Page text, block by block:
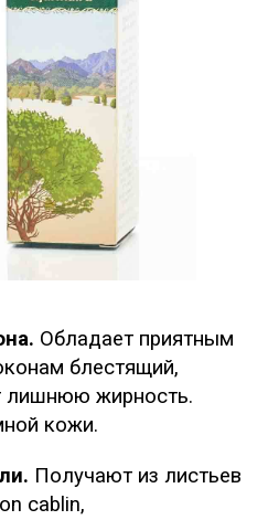
Обладает приятным
блестящий,
лишнюю жирность.
кожи.
Получают из листьев
cablin,